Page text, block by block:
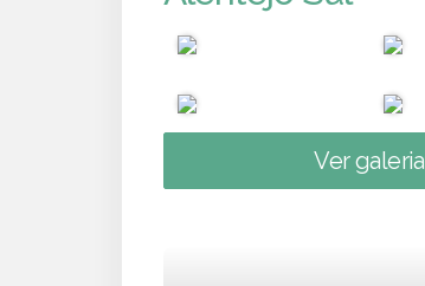
Ver galeria